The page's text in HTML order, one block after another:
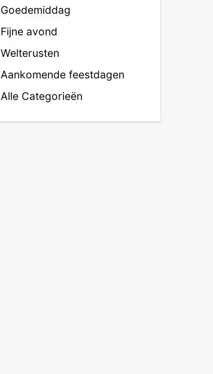
Goedemiddag
Fijne avond
Welterusten
Aankomende feestdagen
Alle Categorieën